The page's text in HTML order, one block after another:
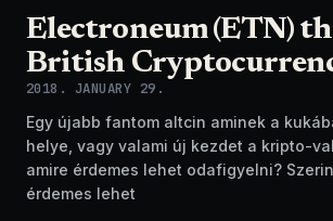
Electroneum (ETN)
British
2018. JANUARY 29.
Egy újabb fantom altcin aminek a
helye, vagy valami új kezdet a kripto-
amire érdemes lehet odafigyelni?
érdemes lehet